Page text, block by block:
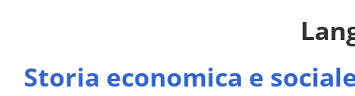
Storia economica e